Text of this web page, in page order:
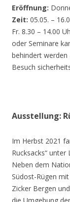
Eröffnung:
Zeit: 05.05. –
Fr. 8.30 – 14.00
oder Seminare
behindert
Besuch
Ausstellung:
Im Herbst 2021
Rucksacks“
Neben dem
Südost-Rügen
Zicker Bergen